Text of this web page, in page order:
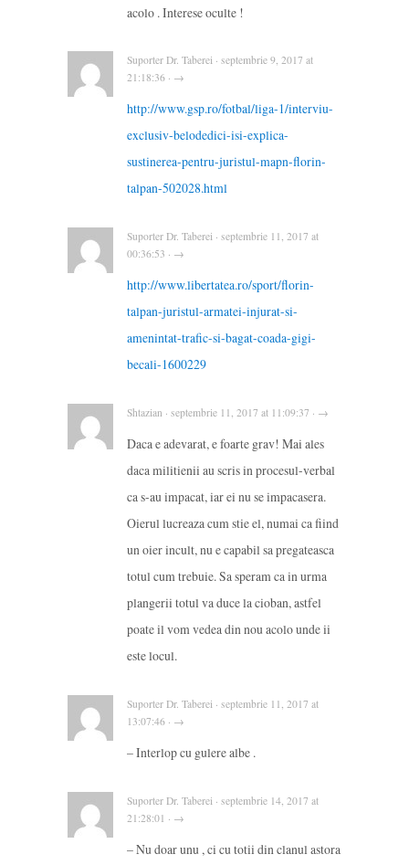
acolo . Interese oculte !
Suporter Dr. Taberei · septembrie 9, 2017 at
21:18:36 · →
http://www.gsp.ro/fotbal/liga-1/interviu-
exclusiv-belodedici-isi-explica-
sustinerea-pentru-juristul-mapn-florin-
talpan-502028.html
Suporter Dr. Taberei · septembrie 11, 2017 at
00:36:53 · →
http://www.libertatea.ro/sport/florin-
talpan-juristul-armatei-injurat-si-
amenintat-trafic-si-bagat-coada-gigi-
becali-1600229
Shtazian · septembrie 11, 2017 at 11:09:37 · →
Daca e adevarat, e foarte grav! Mai ales
daca militienii au scris in procesul-verbal
ca s-au impacat, iar ei nu se impacasera.
Oierul lucreaza cum stie el, numai ca fiind
un oier incult, nu e capabil sa pregateasca
totul cum trebuie. Sa speram ca in urma
plangerii totul va duce la cioban, astfel
poate il vom vedea din nou acolo unde ii
este locul.
Suporter Dr. Taberei · septembrie 11, 2017 at
13:07:46 · →
– Interlop cu gulere albe .
Suporter Dr. Taberei · septembrie 14, 2017 at
21:28:01 · →
– Nu doar unu , ci cu totii din clanul astora